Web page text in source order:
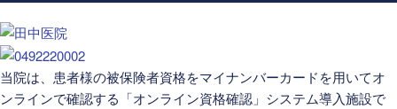
当院は、患者様の被保険者資格をマイナンバーカードを用いてオ
ンラインで確認する「オンライン資格確認」システム導入施設で